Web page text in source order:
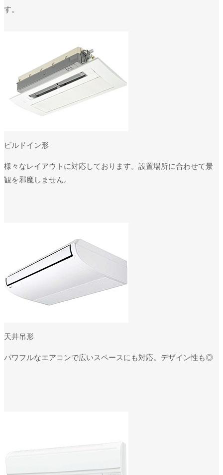
す。
ビルドイン形
様々なレイアウトに対応しております。設置場所に合わせて景
観を邪魔しません。
天井吊形
パワフルなエアコンで広いスペースにも対応。デザイン性も◎